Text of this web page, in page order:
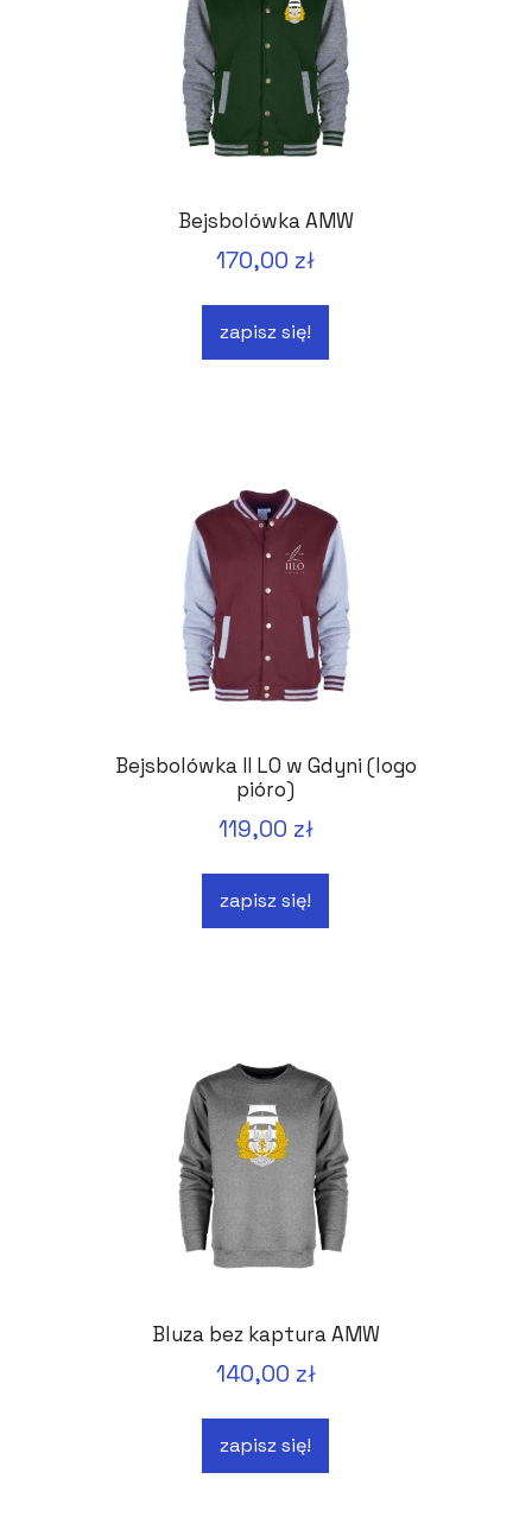
Bejsbolówka AMW
170,00 zł
zapisz się!
Bejsbolówka II LO w Gdyni (logo
pióro)
119,00 zł
zapisz się!
Bluza bez kaptura AMW
140,00 zł
zapisz się!